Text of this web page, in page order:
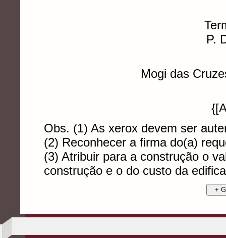
P.
Mogi das
Obs. (1) As xerox devem ser
(2) Reconhecer a firma do(a)
(3) Atribuir para a construção o
construção e o do custo da
+